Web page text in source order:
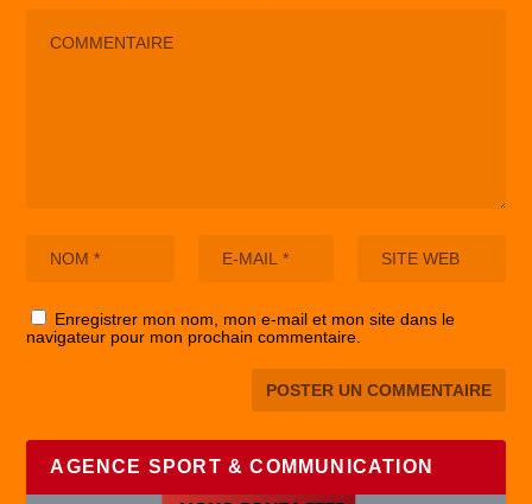
Enregistrer mon nom, mon e-mail et mon site dans le
navigateur pour mon prochain commentaire.
AGENCE SPORT & COMMUNICATION